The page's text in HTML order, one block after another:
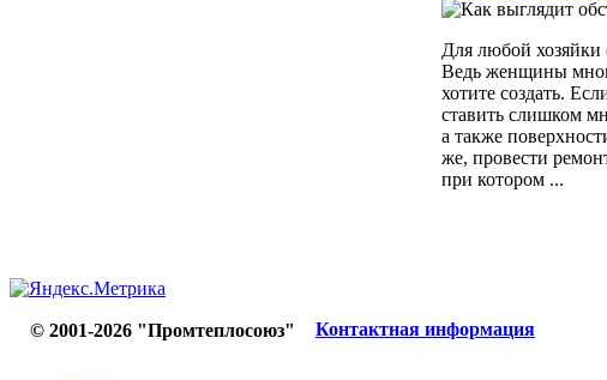
Для любой хозяйки
Ведь женщины
хотите создать.
ставить слишком
а также
же, провести
при котором ...
© 2001-2026 "Промтеплосоюз" Контактная информация